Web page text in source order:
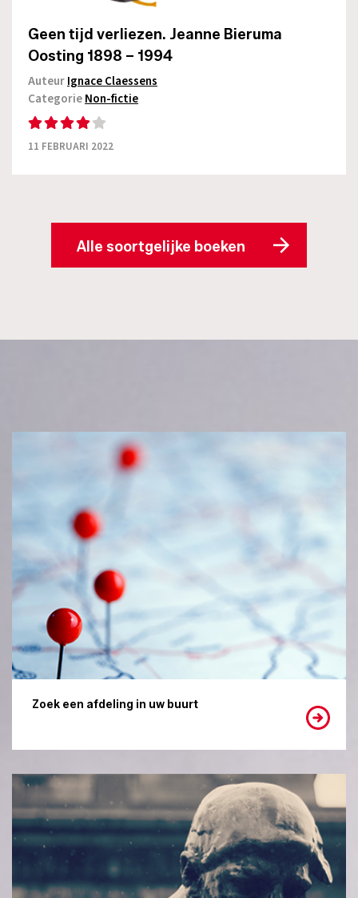
Geen tijd verliezen. Jeanne Bieruma
Oosting 1898 – 1994
AuteurIgnace Claessens
CategorieNon-fictie
11 FEBRUARI 2022
Alle soortgelijke boeken
Zoek een afdeling in uw buurt